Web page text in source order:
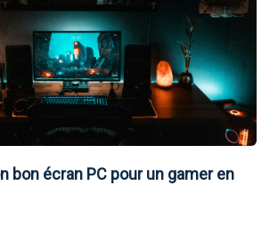
bon écran PC pour un gamer en